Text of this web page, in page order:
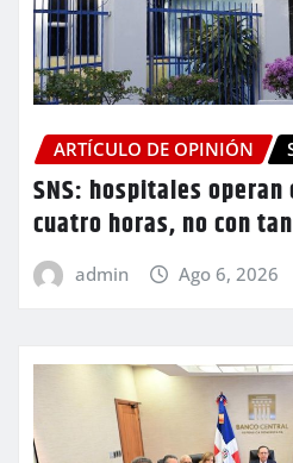
ARTÍCULO DE OPINIÓN
SNS: hospitales
cuatro horas, no con
admin Ago 6, 2026